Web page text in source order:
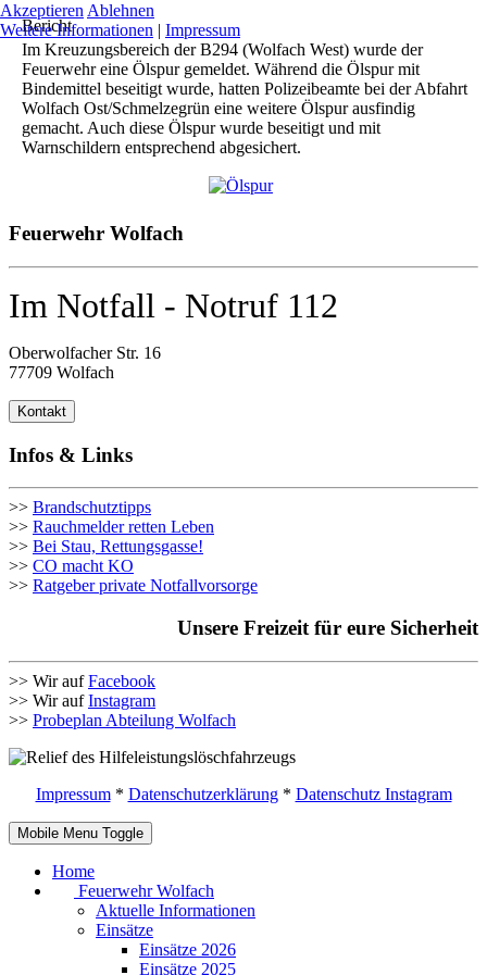
Bericht
Im Kreuzungsbereich der B294 (Wolfach West) wurde der
Feuerwehr eine Ölspur gemeldet. Während die Ölspur mit
Bindemittel beseitigt wurde, hatten Polizeibeamte bei der Abfahrt
Wolfach Ost/Schmelzegrün eine weitere Ölspur ausfindig
gemacht. Auch diese Ölspur wurde beseitigt und mit
Warnschildern entsprechend abgesichert.
Feuerwehr Wolfach
Im Notfall - Notruf 112
Oberwolfacher Str. 16
77709 Wolfach
Kontakt
Infos & Links
>> Brandschutztipps
>> Rauchmelder retten Leben
>> Bei Stau, Rettungsgasse!
>> CO macht KO
>> Ratgeber private Notfallvorsorge
Unsere Freizeit für eure Sicherheit
>> Wir aufFacebook
>> Wir aufInstagram
>> Probeplan Abteilung Wolfach
Impressum* Datenschutzerklärung* Datenschutz Instagram
Mobile Menu Toggle
Home
Feuerwehr Wolfach
Aktuelle Informationen
Einsätze
Einsätze 2026
Einsätze 2025
Akzeptieren Ablehnen
Weitere Informationen | Impressum